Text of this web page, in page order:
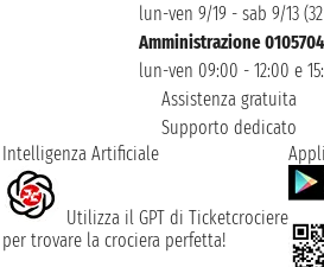
lun-ven 9/19 - sab 9/13
Amministrazione
lun-ven 09:00 - 12:00 e
Assistenza gratuita
Supporto dedicato
Intelligenza Artificiale
Utilizza il GPT di Ticketcrociere
per trovare la crociera perfetta!